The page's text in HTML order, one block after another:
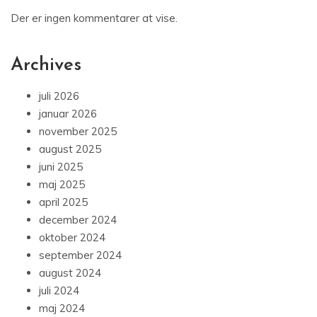
Der er ingen kommentarer at vise.
Archives
juli 2026
januar 2026
november 2025
august 2025
juni 2025
maj 2025
april 2025
december 2024
oktober 2024
september 2024
august 2024
juli 2024
maj 2024